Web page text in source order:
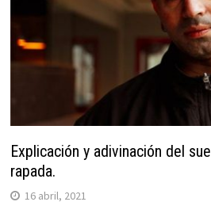
Explicación y adivinación del
rapada.
16 abril, 2021